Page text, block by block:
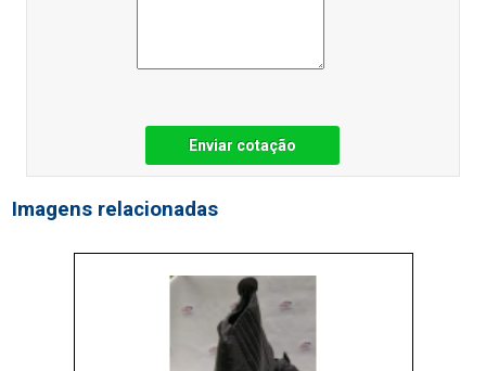
Enviar cotação
Imagens relacionadas